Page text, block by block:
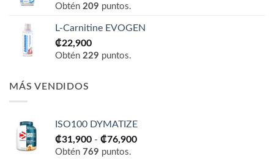
Obtén 209 puntos.
L-Carnitine EVOGEN
₡22,900
Obtén 229 puntos.
MÁS VENDIDOS
ISO100 DYMATIZE
₡31,900 - ₡76,900Rango
Obtén 769 puntos.